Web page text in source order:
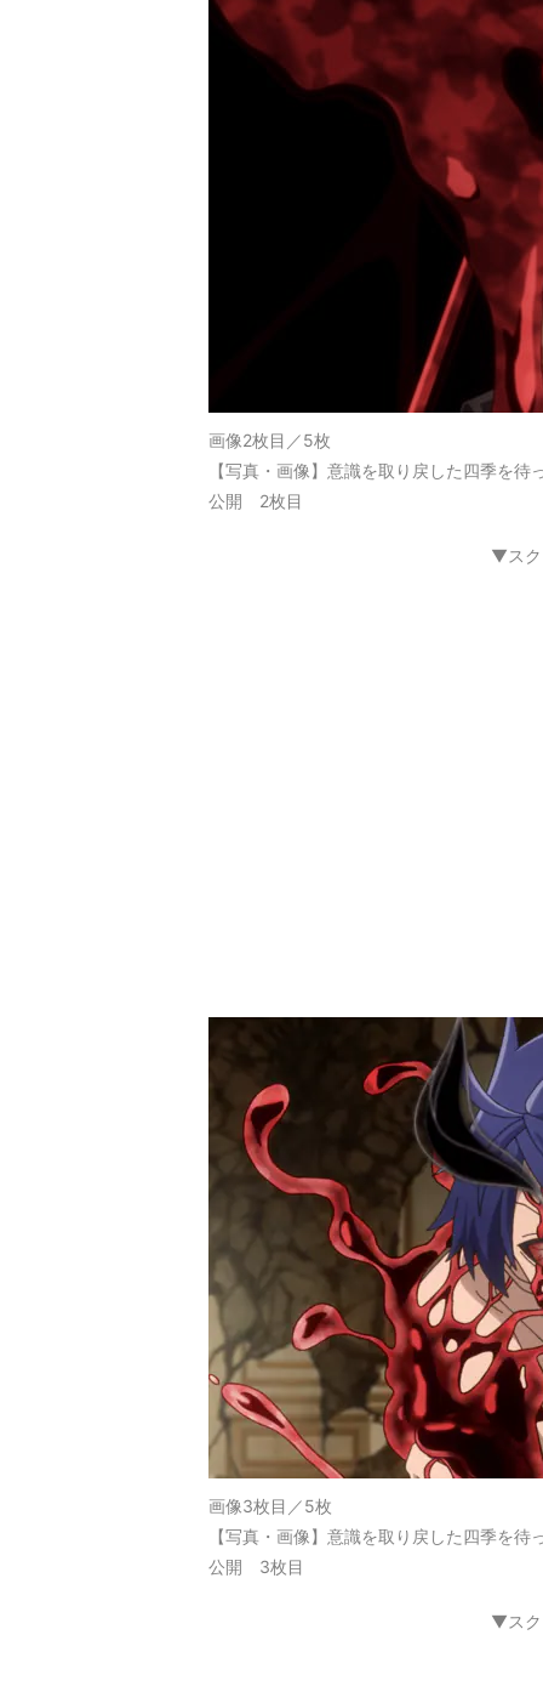
画像2枚目／5枚
【写真・画像】意識を取り戻した四季を
公開 2枚目
▼スク
画像3枚目／5枚
【写真・画像】意識を取り戻した四季を
公開 3枚目
▼スク